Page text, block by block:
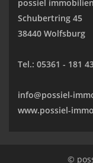
possiel
Schubertring 45
38440 Wolfsburg
Tel.: 05361 - 181
info@possiel-
www.possiel-
©